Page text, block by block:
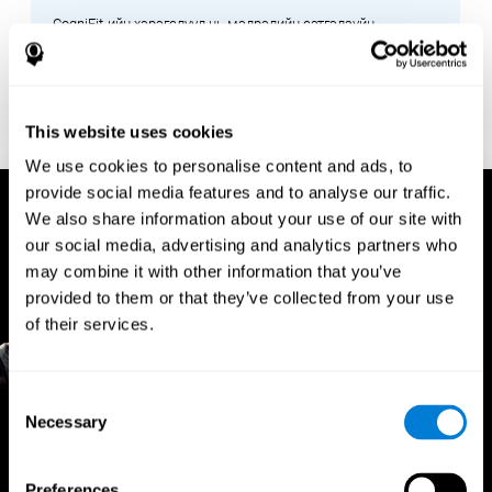
This website uses cookies
We use cookies to personalise content and ads, to
provide social media features and to analyse our traffic.
We also share information about your use of our site with
our social media, advertising and analytics partners who
may combine it with other information that you’ve
provided to them or that they’ve collected from your use
of their services.
Selection
Necessary
CogniFit-ийн хэрэгслүүд нь мэдрэлийн сэтгэлзүйн
судалгаанд үндэслэн боловсруулагдсан бөгөөд үнэлгээ,
сургалтын хөтөлбөрүүд нь тархи, танин мэдэхүйн талаарх
Спортын